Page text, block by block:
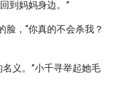
到妈妈身边。”
脸，“你真的不会杀我？
义。”小千寻举起她毛